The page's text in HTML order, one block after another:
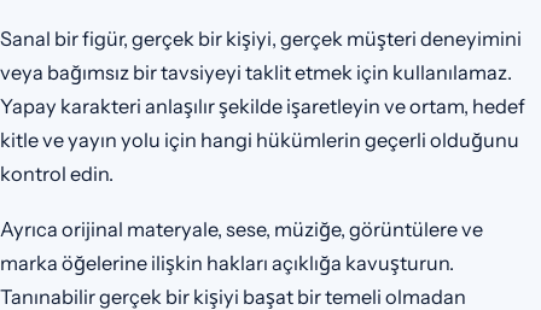
Sanal bir figür, gerçek bir kişiyi, gerçek müşteri deneyimini
veya bağımsız bir tavsiyeyi taklit etmek için kullanılamaz.
Yapay karakteri anlaşılır şekilde işaretleyin ve ortam, hedef
kitle ve yayın yolu için hangi hükümlerin geçerli olduğunu
kontrol edin.
Ayrıca orijinal materyale, sese, müziğe, görüntülere ve
marka öğelerine ilişkin hakları açıklığa kavuşturun.
Tanınabilir gerçek bir kişiyi başat bir temeli olmadan